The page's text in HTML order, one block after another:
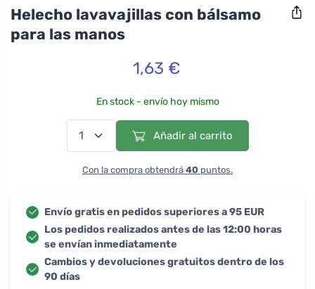
Helecho lavavajillas con bálsamo
para las manos
1,63 €
En stock - envío hoy mismo
Añadir al carrito
Con la compra obtendrá 40 puntos.
Envío gratis en pedidos superiores a 95 EUR
Los pedidos realizados antes de las 12:00 horas
se envían inmediatamente
Cambios y devoluciones gratuitos dentro de los
90 días